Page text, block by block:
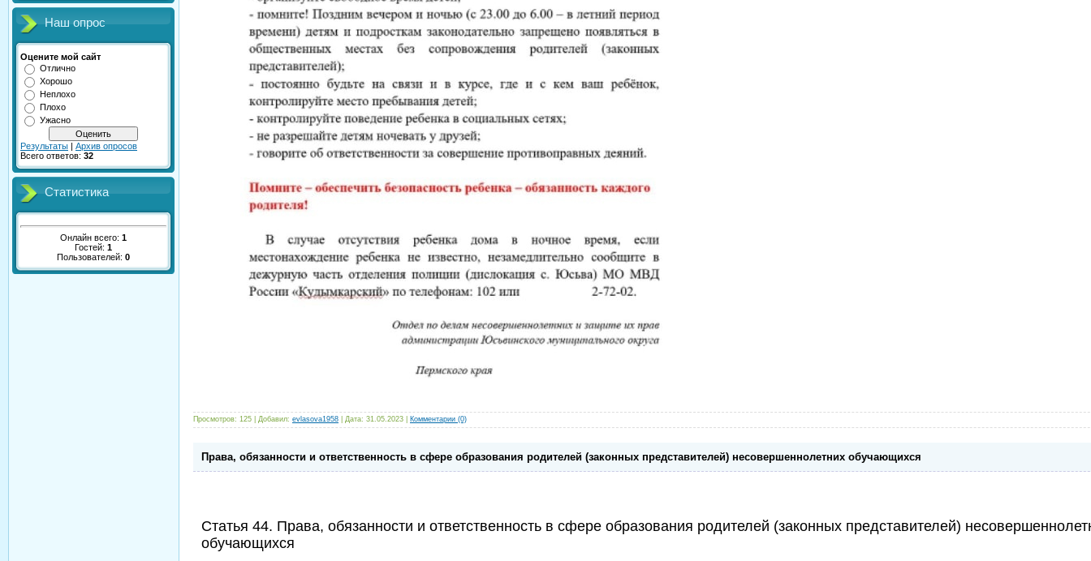
Наш опрос
Оцените мой сайт
Отлично
Хорошо
Неплохо
Плохо
Ужасно
Результаты | Архив опросов
Всего ответов: 32
Статистика
Онлайн всего: 1
Гостей: 1
Пользователей: 0
Просмотров: 125 Добавил: evlasova1958 Дата: 31.05.2023 Комментарии (0)
Права, обязанности и ответственность в сфере образования родителей (законных представителей) несовершеннолетних обучающихся
Статья 44. Права, обязанности и ответственность в сфере образования родителей (законных представителей)
обучающихся